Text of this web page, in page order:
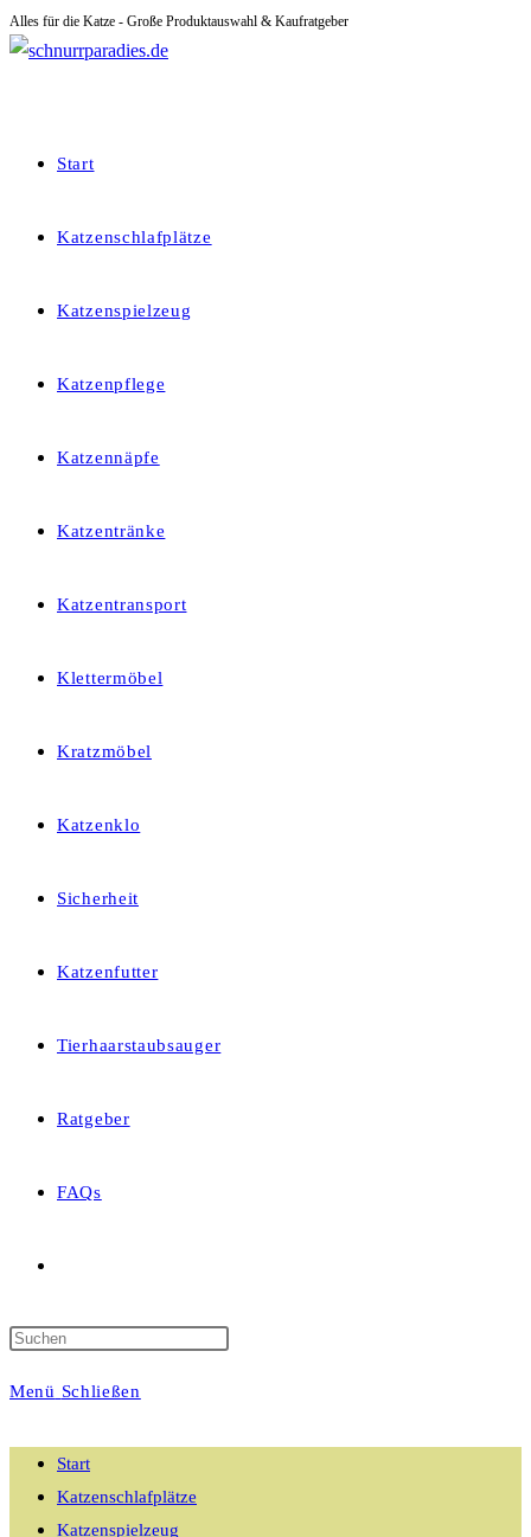
Zum
Inhalt
Alles für die Katze - Große Produktauswahl & Kaufratgeber
Start
Katzenschlafplätze
Katzenspielzeug
Katzenpflege
Katzennäpfe
Katzentränke
Katzentransport
Klettermöbel
Kratzmöbel
Katzenklo
Sicherheit
Katzenfutter
Tierhaarstaubsauger
Ratgeber
FAQs
Suche
Menü Schließen
Start
Katzenschlafplätze
Katzenspielzeug